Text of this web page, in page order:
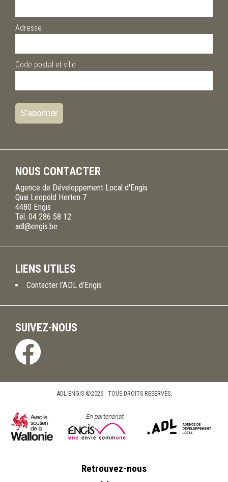
Adresse
Code postal et ville
NOUS CONTACTER
Agence de Développement Local d'Engis
Quai Leopold Herten 7
4480 Engis
Tél. 04 286 58 12
adl@engis.be
LIENS UTILES
Contacter l’ADL d’Engis
SUIVEZ-NOUS
ADL ENGIS ©2026 - TOUS DROITS RESERVÉS.
Retrouvez-nous